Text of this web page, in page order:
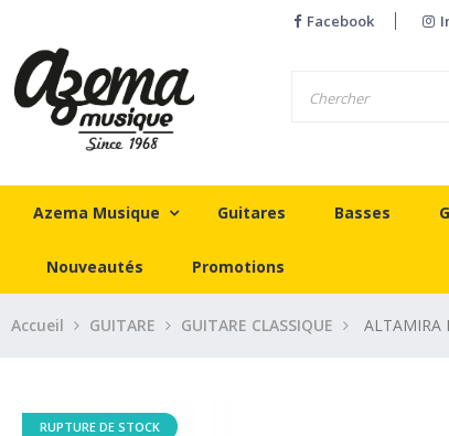
Facebook
Azema Musique Guitares Basses
Nouveautés Promotions
Accueil GUITARE GUITARE CLASSIQUE ALTAMIRA
RUPTURE DE STOCK